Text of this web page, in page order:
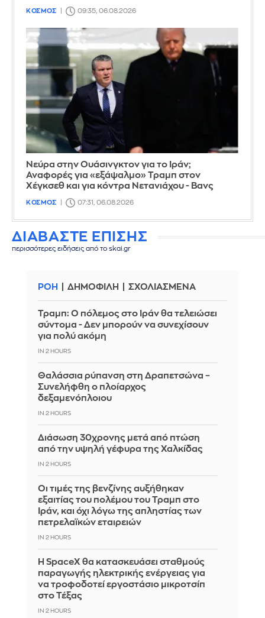
ΚΟΣΜΟΣ 09:35, 06.08.2026
Νεύρα στην Ουάσινγκτον για το Ιράν;
Αναφορές για «εξάψαλμο» Τραμπ στον
Χέγκσεθ και για κόντρα Νετανιάχου - Βανς
ΚΟΣΜΟΣ 07:31, 06.08.2026
ΔΙΑΒΑΣΤΕ ΕΠΙΣΗΣ
περισσότερες ειδήσεις από το skai.gr
ΡΟΗ ΔΗΜΟΦΙΛΗ ΣΧΟΛΙΑΣΜΕΝΑ
Τραμπ: Ο πόλεμος στο Ιράν θα τελειώσει
σύντομα - Δεν μπορούν να συνεχίσουν
για πολύ ακόμη
IN 2 HOURS
Θαλάσσια ρύπανση στη Δραπετσώνα –
Συνελήφθη ο πλοίαρχος
δεξαμενόπλοιου
IN 2 HOURS
Διάσωση 30χρονης μετά από πτώση
από την υψηλή γέφυρα της Χαλκίδας
IN 2 HOURS
Οι τιμές της βενζίνης αυξήθηκαν
εξαιτίας του πολέμου του Τραμπ στο
Ιράν, και όχι λόγω της απληστίας των
πετρελαϊκών εταιρειών
IN 2 HOURS
Η SpaceX θα κατασκευάσει σταθμούς
παραγωγής ηλεκτρικής ενέργειας για
να τροφοδοτεί εργοστάσιο μικροτσίπ
στο Τέξας
IN 2 HOURS